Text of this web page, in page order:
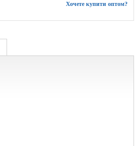
Хочете купити оптом?